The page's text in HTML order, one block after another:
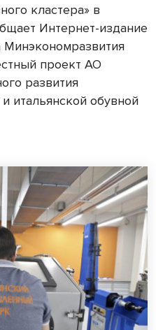
кластера» в
Интернет-издание
Минэкономразвития
проект АО
развития
итальянской обувной